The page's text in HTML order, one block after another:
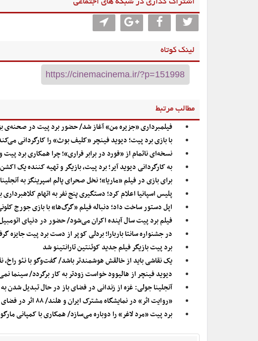
اشتراگ گذاری در شبکه های اجتماعی
لینک کوتاه
مطالب مرتبط
فیلمبرداری «جزیره من» آغاز شد/ حضور برد پیت در صحنه‌ی
با بازی برد پیت؛ دیوید فینچر «کلیف بوث» را کارگردانی
نسخه‌ای ناتمام از «فورد در برابر فراری»؛ چرا همکاری برد
به کارگردانی دیوید آیر؛ برد پیت، بازیگر و تهیه کننده یک
برای بازی در فیلم «ماریا»؛ نخل صحرای پالم اسپرینگز به
پلیس اسپانیا اعلام کرد؛ دستگیری پنج نفر به اتهام
اپل دستور ساخت داد؛ دنباله فیلم «گرگ‌ها» با بازی جورج
فیلم برد پیت سال آینده اکران می‌شود/ حضور در دنیای
در جشنواره سانتا باربارا؛ بردلی کوپر از دست برد پیت جایزه
برد پیت بازیگر فیلم جدید کوئنتین تارانتینو شد
یک نقاشی باید از خالقش هوشمندتر باشد/ گفت‌وگو با نئو
دیوید فینچر از هالیوود خواست زودتر به کار برگردد/ سینما
آنجلینا جولی: غزه از زندانی در فضای باز در حال تبدیل
«روایت اثر» در نمایشگاه مشترک ایران و هلند/ ۸۸ اثر در فضای مجازی نمایش داده می‌شود
برد پیت «مرد لاغر» را دوباره می‌سازد/ همکاری با کمپانی